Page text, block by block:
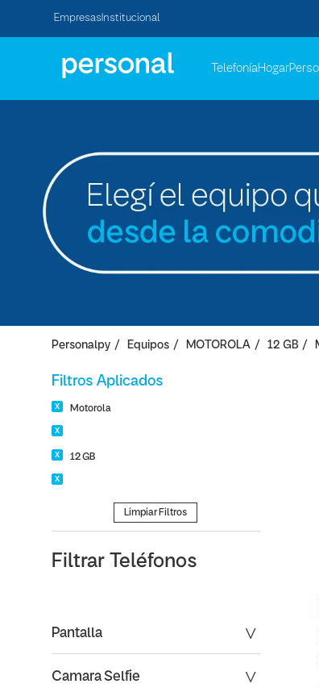
Empresas Institucional
TelefoníaHogar
Personalpy Equipos MOTOROLA 12 GB
Filtros Aplicados
Motorola
12 GB
Limpiar Filtros
Filtrar Teléfonos
Pantalla
Camara Selfie